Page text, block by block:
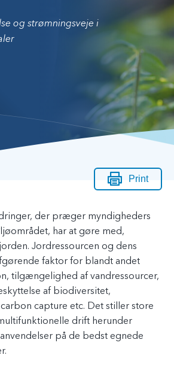
og strømningsveje i
Print
der præger myndigheders
har at gøre med,
Jordressourcen og dens
faktor for blandt andet
tilgængelighed af vandressourcer,
af biodiversitet,
capture etc. Det stiller store
drift herunder
på de bedst egnede